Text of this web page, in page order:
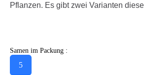
Pflanzen. Es gibt zwei Varianten
Samen im Packung :
5